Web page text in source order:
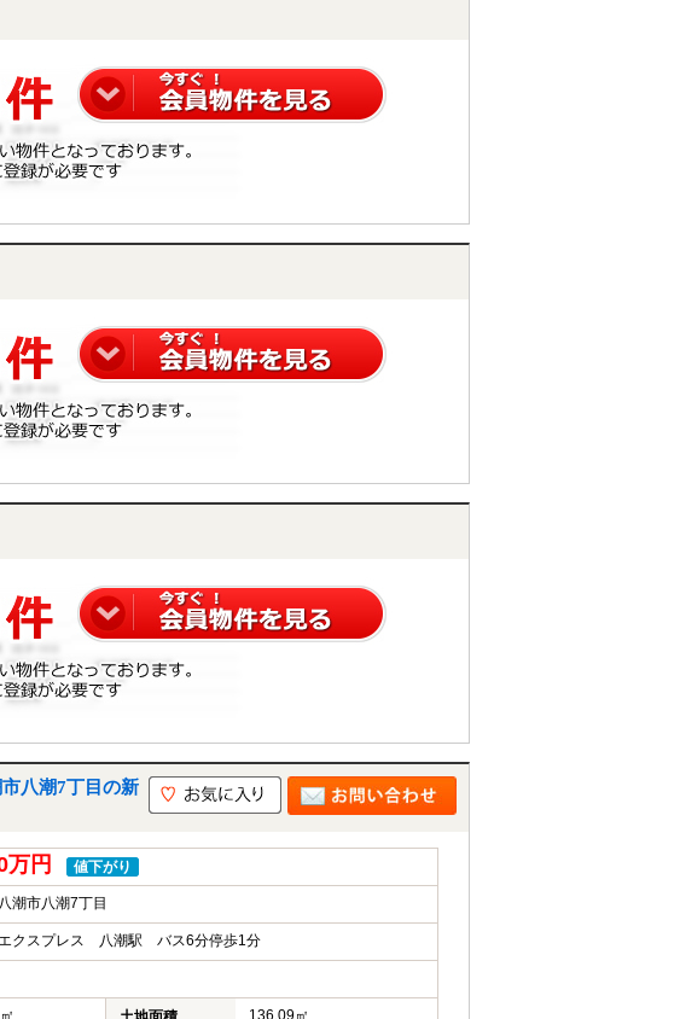
八潮7丁目の新
万円 値下がり
潮市八潮7丁目
クスプレス 八潮駅 バス6分停歩1分
136.09㎡